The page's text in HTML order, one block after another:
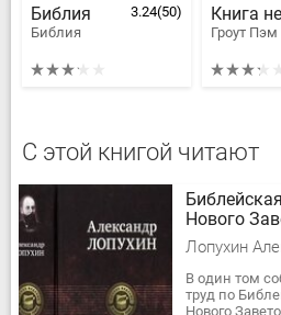
Библия
Библия
3.24(50)
Гроут Пэм
С этой книгой читают
Нового
Лопухин
В один том
труд по
Нового